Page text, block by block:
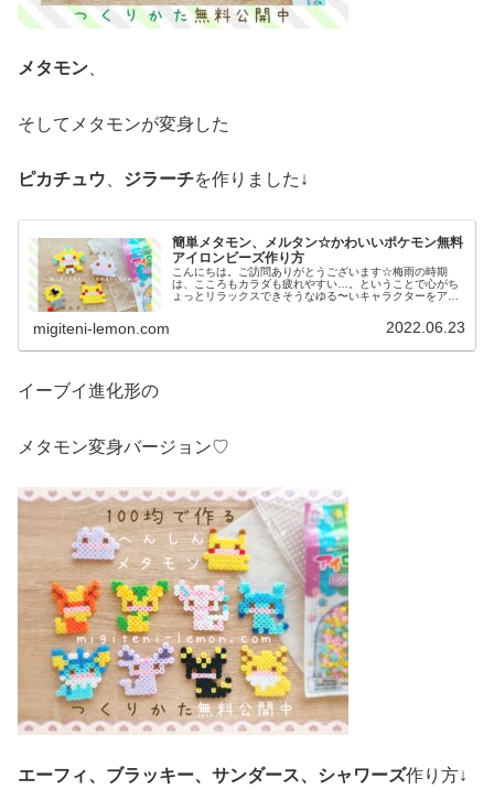
メタモン
そしてメタモンが変身した
ピカチュウ ジラーチを作りました↓
簡単メタモン、メルタン☆かわいいポケモン無料
アイロンビーズ作り方
こんにちは。ご訪問ありがとうございます☆梅雨の時期
は、こころもカラダも疲れやすい…。ということで心がち
ょっとリラックスできそうなゆる〜いキャラクターをアイ
migiteni-lemon.com 2022.06.23
イーブイ進化形の
メタモン変身バージョン♡
エーフィ、ブラッキー、サンダース、シャワーズ作り方↓